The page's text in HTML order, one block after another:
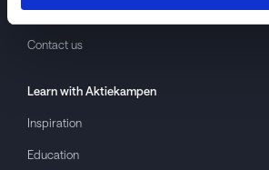
GDPR
Contact us
Learn with Aktiekampen
Inspiration
Education